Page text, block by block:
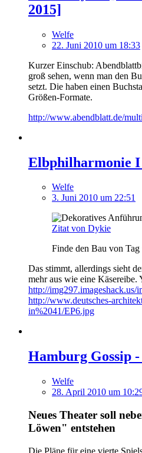
2015]
Welfe
22. Juni 2010 um 18:33
Kurzer Einschub:
groß sehen, wenn man den
setzt. Die haben einen
Größen-Formate.
http://www.abendblatt.de/
Elbphilharmonie
Welfe
3. Juni 2010 um 22:51
Zitat von Dykie
Finde den Bau von Tag
Das stimmt, allerdings sieht
mehr aus wie eine Käsereibe.
http://
http://www.deutsches-
in%2041/EP6.jpg
Hamburg Gossip
Welfe
28. April 2010 um
Neues Theater soll
Löwen" entstehen
Die Pläne für eine vierte